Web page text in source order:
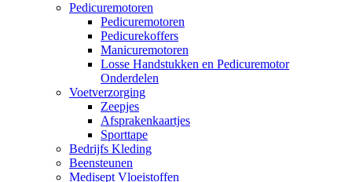
Pedicuremotoren
Pedicuremotoren
Pedicurekoffers
Manicuremotoren
Losse Handstukken en Pedicuremotor
Onderdelen
Voetverzorging
Zeepjes
Afsprakenkaartjes
Sporttape
Bedrijfs Kleding
Beensteunen
Medisept Vloeistoffen